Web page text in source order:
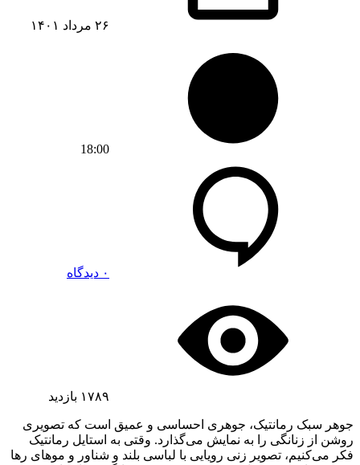
۲۶ مرداد ۱۴۰۱
18:00
۰ دیدگاه
۱۷۸۹ بازدید
جوهر سبک رمانتیک، جوهری احساسی و عمیق است که تصویری
روشن از زنانگی را به نمایش می‌گذارد. وقتی به استایل رمانتیک
فکر می‌کنیم، تصویر زنی رویایی با لباسی بلند و شناور و موهای رها